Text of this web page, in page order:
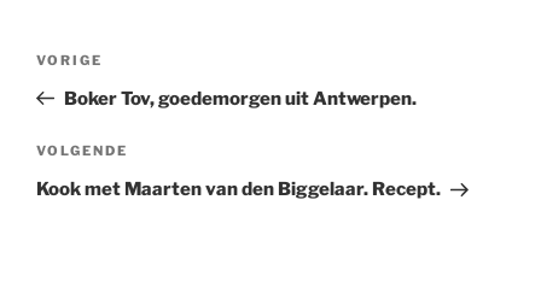
Vorig
bericht
VORIGE
Boker Tov, goedemorgen uit Antwerpen.
Volgend
bericht
VOLGENDE
Kook met Maarten van den Biggelaar. Recept.